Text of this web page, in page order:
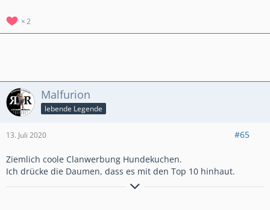
2
Malfurion
lebende Legende
13. Juli 2020 #65
Ziemlich coole Clanwerbung Hundekuchen.
Ich drücke die Daumen, dass es mit den Top 10 hinhaut.
www.ruhrpott-rockas.de